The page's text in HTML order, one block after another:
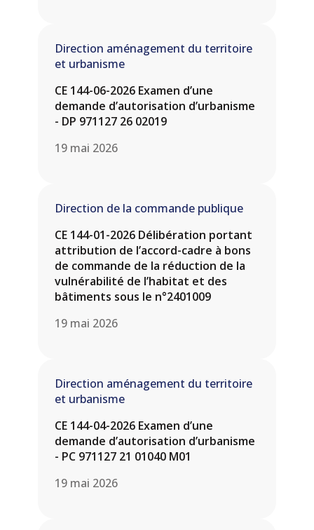
Direction aménagement du territoire
et urbanisme
CE 144-06-2026 Examen d’une
demande d’autorisation d’urbanisme
- DP 971127 26 02019
19 mai 2026
Direction de la commande publique
CE 144-01-2026 Délibération portant
attribution de l’accord-cadre à bons
de commande de la réduction de la
vulnérabilité de l’habitat et des
bâtiments sous le n°2401009
19 mai 2026
Direction aménagement du territoire
et urbanisme
CE 144-04-2026 Examen d’une
demande d’autorisation d’urbanisme
- PC 971127 21 01040 M01
19 mai 2026